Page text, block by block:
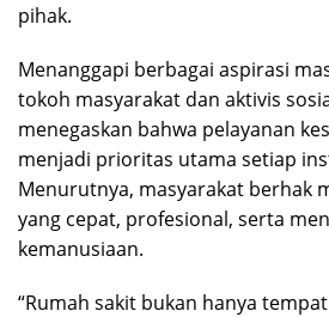
pihak.
Menanggapi berbagai aspirasi
tokoh masyarakat dan aktivis
menegaskan bahwa pelayanan
menjadi prioritas utama setiap
Menurutnya, masyarakat berhak
yang cepat, profesional, serta
kemanusiaan.
“Rumah sakit bukan hanya